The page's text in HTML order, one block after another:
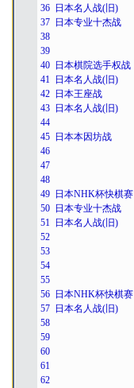
36 日本名人战(旧)
37 日本专业十杰战
38
39
40 日本棋院选手权战
41 日本名人战(旧)
42 日本王座战
43 日本名人战(旧)
44
45 日本本因坊战
46
47
48
49 日本NHK杯快棋赛
50 日本专业十杰战
51 日本名人战(旧)
52
53
54
55
56 日本NHK杯快棋赛
57 日本名人战(旧)
58
59
60
61
62